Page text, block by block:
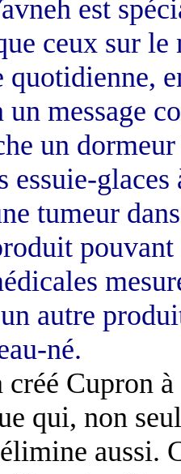
est
ceux sur
quotidienne,
un message
un
essuie-
tumeur
autre
né.
créé Cupron
qui, non
aussi.